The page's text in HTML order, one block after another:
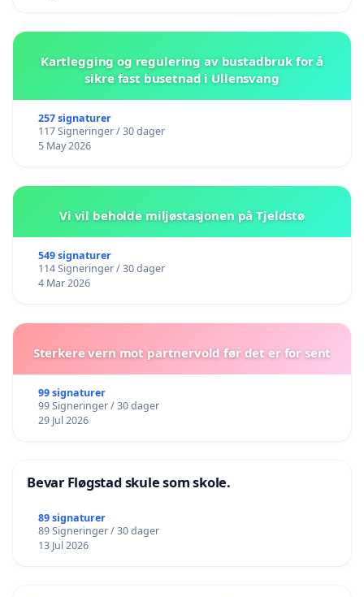
Kartlegging og regulering av bustadbruk for å
sikre fast busetnad i Ullensvang
257 signaturer
117 Signeringer / 30 dager
5 May 2026
Vi vil beholde miljøstasjonen på Tjeldstø
549 signaturer
114 Signeringer / 30 dager
4 Mar 2026
Sterkere vern mot partnervold før det er for sent
99 signaturer
99 Signeringer / 30 dager
29 Jul 2026
Bevar Fløgstad skule som skole.
89 signaturer
89 Signeringer / 30 dager
13 Jul 2026